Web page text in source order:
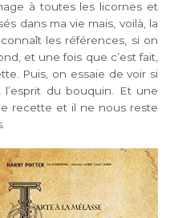
à toutes les licornes et
dans ma vie mais, voilà, la
les références, si on
et une fois que c’est fait,
Puis, on essaie de voir si
du bouquin. Et une
recette et il ne nous reste